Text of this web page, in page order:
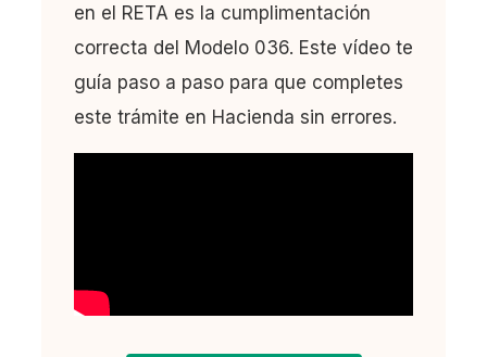
en el RETA es la cumplimentación
correcta del Modelo 036. Este vídeo te
guía paso a paso para que completes
este trámite en Hacienda sin errores.